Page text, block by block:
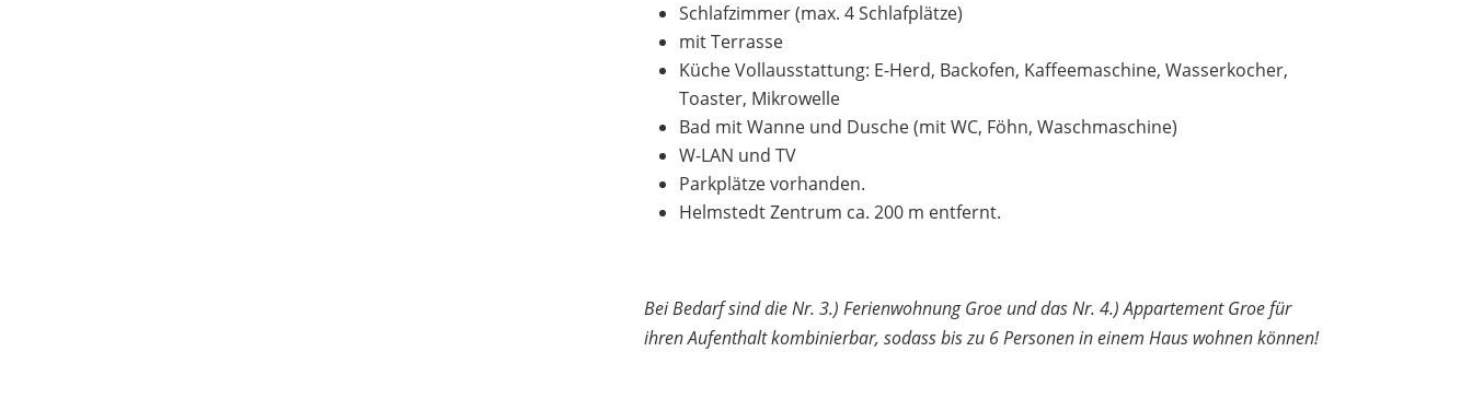
Schlafzimmer (max. 4 Schlafplätze)
mit Terrasse
Küche Vollausstattung: E-Herd, Backofen, Kaffeemaschine, Wasserkocher,
Toaster, Mikrowelle
Bad mit Wanne und Dusche (mit WC, Föhn, Waschmaschine)
W-LAN und TV
Parkplätze vorhanden.
Helmstedt Zentrum ca. 200 m entfernt.
Bei Bedarf sind die Nr. 3.) Ferienwohnung Groe und das Nr. 4.) Appartement Groe für
ihren Aufenthalt kombinierbar, sodass bis zu 6 Personen in einem Haus wohnen können!